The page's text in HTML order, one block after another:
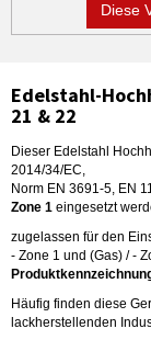
Diese
Edelstahl-
21 & 22
Dieser Edelstahl
2014/34/EC,
Norm EN 3691-5, EN
Zone 1 eingesetzt
zugelassen für den
- Zone 1 und (Gas) / -
Häufig finden diese
lackherstellenden